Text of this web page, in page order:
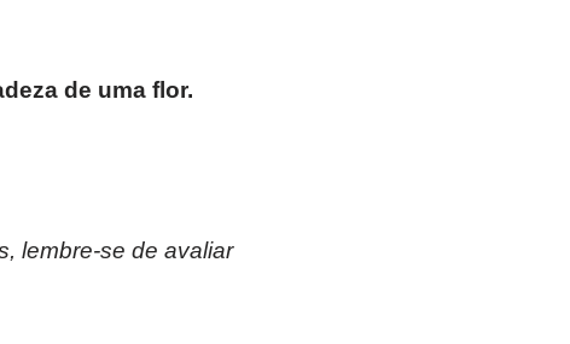
de uma flor.
lembre-se de avaliar